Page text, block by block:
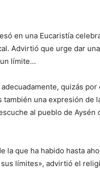
en una Eucaristía
Advirtió que urge dar
límite…
quizás
una expresión de
al pueblo de Aysén
la que ha habido hasta
límites», advirtió el